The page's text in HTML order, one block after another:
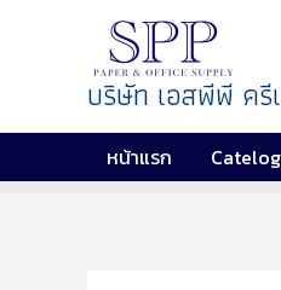
บริษัท เอสพีพี ค
หน้าแรก